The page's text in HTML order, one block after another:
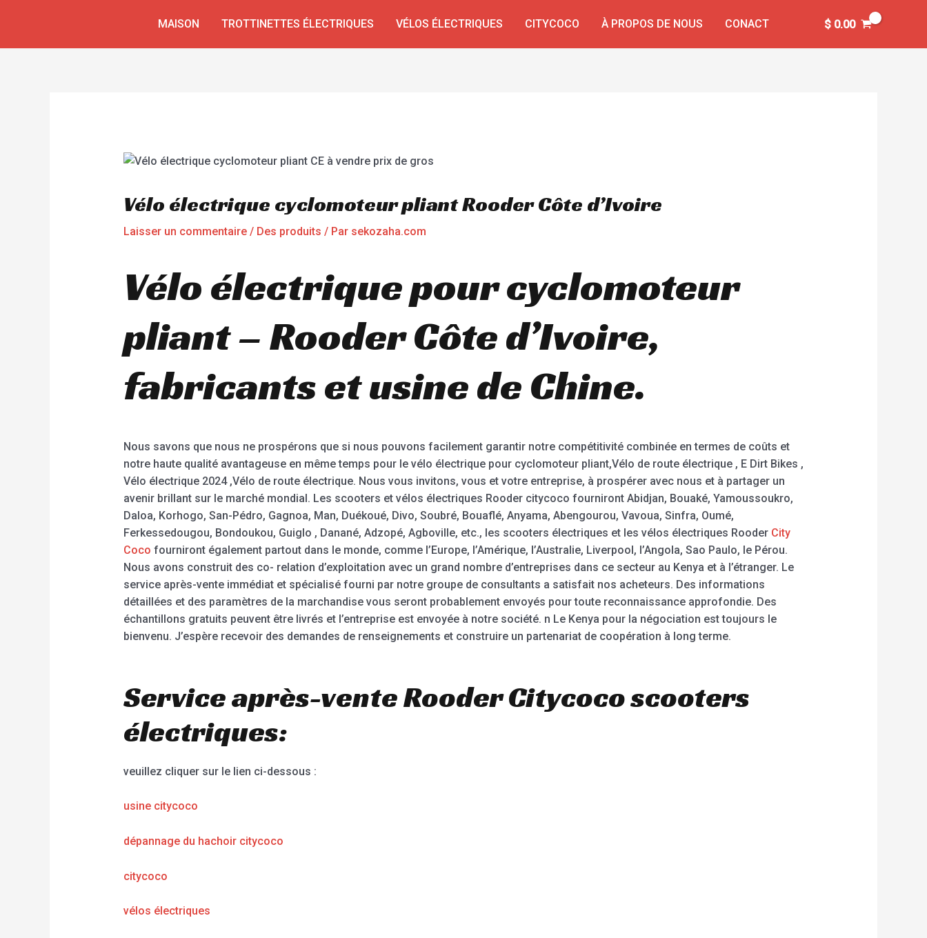
MAISON TROTTINETTES ÉLECTRIQUES VÉLOS ÉLECTRIQUES CITYCOCO À PROPOS DE NOUS CONACT $0.00
Vélo électrique cyclomoteur pliant Rooder Côte d’Ivoire
Laisser un commentaire / Des produits / Par sekozaha.com
Vélo électrique pour cyclomoteur
pliant – Rooder Côte d’Ivoire,
fabricants et usine de Chine.
Nous savons que nous ne prospérons que si nous pouvons facilement garantir notre compétitivité combinée en termes de coûts et
notre haute qualité avantageuse en même temps pour le vélo électrique pour cyclomoteur pliant,Vélo de route électrique , E Dirt Bikes ,
Vélo électrique 2024 ,Vélo de route électrique. Nous vous invitons, vous et votre entreprise, à prospérer avec nous et à partager un
avenir brillant sur le marché mondial. Les scooters et vélos électriques Rooder citycoco fourniront Abidjan, Bouaké, Yamoussoukro,
Daloa, Korhogo, San-Pédro, Gagnoa, Man, Duékoué, Divo, Soubré, Bouaflé, Anyama, Abengourou, Vavoua, Sinfra, Oumé,
Ferkessedougou, Bondoukou, Guiglo , Danané, Adzopé, Agboville, etc., les scooters électriques et les vélos électriques Rooder City
Coco fourniront également partout dans le monde, comme l’Europe, l’Amérique, l’Australie, Liverpool, l’Angola, Sao Paulo, le Pérou.
Nous avons construit des co- relation d’exploitation avec un grand nombre d’entreprises dans ce secteur au Kenya et à l’étranger. Le
service après-vente immédiat et spécialisé fourni par notre groupe de consultants a satisfait nos acheteurs. Des informations
détaillées et des paramètres de la marchandise vous seront probablement envoyés pour toute reconnaissance approfondie. Des
échantillons gratuits peuvent être livrés et l’entreprise est envoyée à notre société. n Le Kenya pour la négociation est toujours le
bienvenu. J’espère recevoir des demandes de renseignements et construire un partenariat de coopération à long terme.
Service après-vente Rooder Citycoco scooters
électriques:
veuillez cliquer sur le lien ci-dessous :
usine citycoco
dépannage du hachoir citycoco
citycoco
vélos électriques